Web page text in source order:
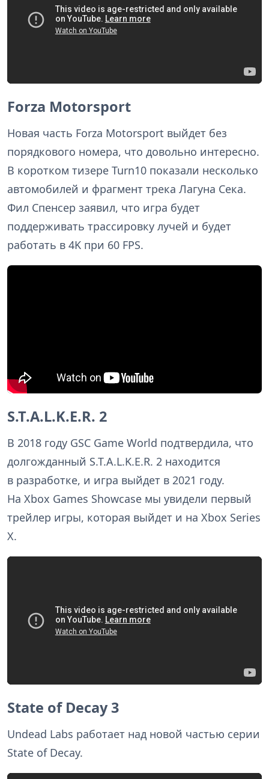
Forza Motorsport
Новая часть Forza Motorsport выйдет без
порядкового номера, что довольно интересно.
В коротком тизере Turn10 показали несколько
автомобилей и фрагмент трека Лагуна Сека.
Фил Спенсер заявил, что игра будет
поддерживать трассировку лучей и будет
работать в 4K при 60 FPS.
S.T.A.L.K.E.R. 2
В 2018 году GSC Game World подтвердила, что
долгожданный S.T.A.L.K.E.R. 2 находится
в разработке, и игра выйдет в 2021 году.
На Xbox Games Showcase мы увидели первый
трейлер игры, которая выйдет и на Xbox Series
X.
State of Decay 3
Undead Labs работает над новой частью серии
State of Decay.